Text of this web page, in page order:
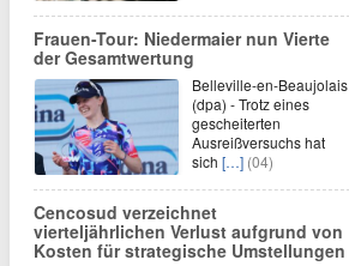
Frauen-Tour: Niedermaier nun Vierte
der Gesamtwertung
Belleville-en-Beaujolais
(dpa) - Trotz eines
gescheiterten
Ausreißversuchs hat
sich […] (04)
Cencosud verzeichnet
vierteljährlichen Verlust aufgrund von
Kosten für strategische Umstellungen